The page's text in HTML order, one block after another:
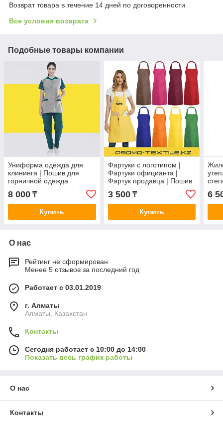
Возврат товара в течение 14 дней по договоренности
Все условия возврата
Подобные товары компании
Униформа одежда для
клининга | Пошив для
горничной одежда
8 000 ₸
Купить
Фартуки с логотипом |
Фартуки официанта |
Фартук продавца | Пошив
Фартука
3 500₸
Купить
6
О нас
Рейтинг не сформирован
Менее 5 отзывов за последний год
Работает с 03.01.2019
г. Алматы
Алматы, Казахстан
Контакты
Сегодня работает с 10:00 до 14:00
Показать весь график работы
О нас
Контакты